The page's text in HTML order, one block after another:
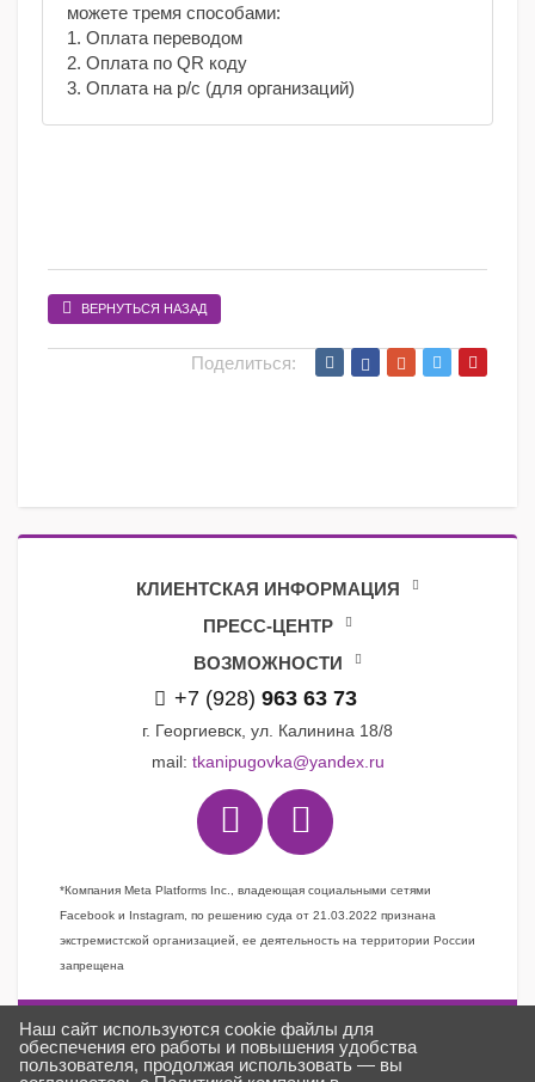
можете тремя способами:
1. Оплата переводом
2. Оплата по QR коду
3. Оплата на р/с (для организаций)
ВЕРНУТЬСЯ НАЗАД
Поделиться:
КЛИЕНТСКАЯ ИНФОРМАЦИЯ
ПРЕСС-ЦЕНТР
ВОЗМОЖНОСТИ
+7 (928) 963 63 73
г. Георгиевск, ул. Калинина 18/8
mail: tkanipugovka@yandex.ru
*Компания Meta Platforms Inc., владеющая социальными сетями
Facebook и Instagram, по решению суда от 21.03.2022 признана
экстремистской организацией, ее деятельность на территории России
запрещена
Задать вопрос
Заказать звонок
Наш сайт используются cookie файлы для
обеспечения его работы и повышения удобства
пользователя, продолжая использовать — вы